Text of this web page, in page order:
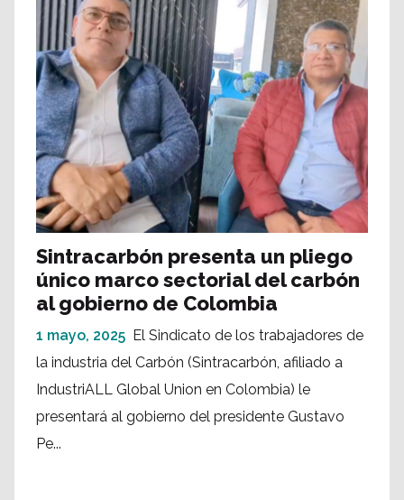
Sintracarbón presenta un pliego
único marco sectorial del carbón
al gobierno de Colombia
1 mayo, 2025 El Sindicato de los trabajadores de
la industria del Carbón (Sintracarbón, afiliado a
IndustriALL Global Union en Colombia) le
presentará al gobierno del presidente Gustavo
Pe...